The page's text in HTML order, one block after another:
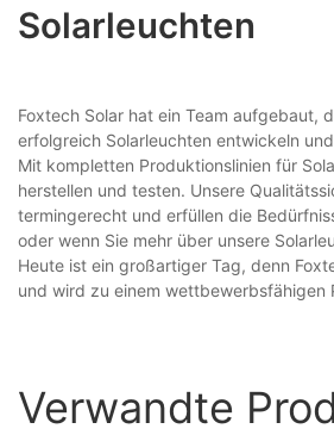
Solarleuchten
Foxtech Solar hat ein Team aufgebaut,
erfolgreich Solarleuchten entwickeln
Mit kompletten Produktionslinien für
herstellen und testen. Unsere
termingerecht und erfüllen die
oder wenn Sie mehr über unsere
Heute ist ein großartiger Tag, denn
und wird zu einem wettbewerbsfähigen
Verwandte